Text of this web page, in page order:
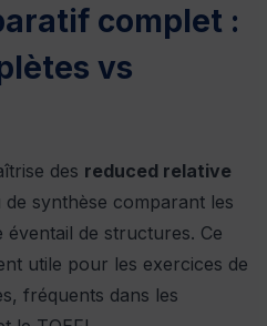
complet :
vs
des reduced relative
synthèse comparant les
de structures. Ce
utile pour les exercices de
fréquents dans les